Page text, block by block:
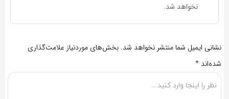
نخواهد شد.
نشانی ایمیل شما منتشر نخواهد شد. بخش‌های موردنیاز علامت‌گذاری
شده‌اند *